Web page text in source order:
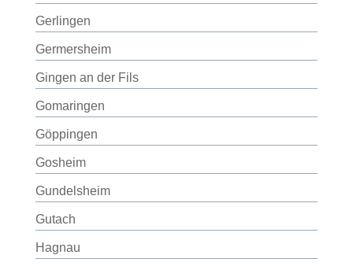
Gerlingen
Germersheim
Gingen an der Fils
Gomaringen
Göppingen
Gosheim
Gundelsheim
Gutach
Hagnau